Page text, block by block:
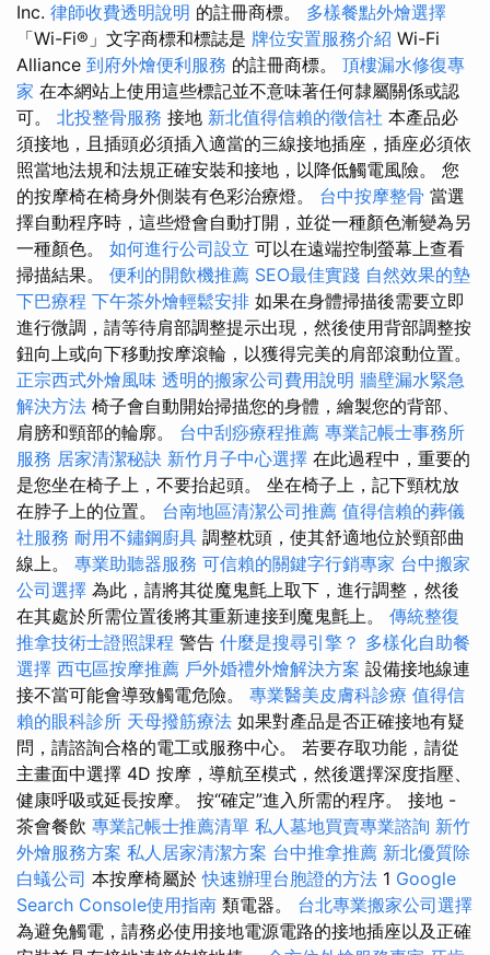
Inc. 律師收費透明說明 的註冊商標。 多樣餐點外燴選擇
「Wi-Fi®」文字商標和標誌是 牌位安置服務介紹 Wi-Fi
Alliance 到府外燴便利服務 的註冊商標。 頂樓漏水修復專
家 在本網站上使用這些標記並不意味著任何隸屬關係或認
可。 北投整骨服務 接地 新北值得信賴的徵信社 本產品必
須接地，且插頭必須插入適當的三線接地插座，插座必須依
照當地法規和法規正確安裝和接地，以降低觸電風險。 您
的按摩椅在椅身外側裝有色彩治療燈。 台中按摩整骨 當選
擇自動程序時，這些燈會自動打開，並從一種顏色漸變為另
一種顏色。 如何進行公司設立 可以在遠端控制螢幕上查看
掃描結果。 便利的開飲機推薦 SEO最佳實踐 自然效果的墊
下巴療程 下午茶外燴輕鬆安排 如果在身體掃描後需要立即
進行微調，請等待肩部調整提示出現，然後使用背部調整按
鈕向上或向下移動按摩滾輪，以獲得完美的肩部滾動位置。
正宗西式外燴風味 透明的搬家公司費用說明 牆壁漏水緊急
解決方法 椅子會自動開始掃描您的身體，繪製您的背部、
肩膀和頸部的輪廓。 台中刮痧療程推薦 專業記帳士事務所
服務 居家清潔秘訣 新竹月子中心選擇 在此過程中，重要的
是您坐在椅子上，不要抬起頭。 坐在椅子上，記下頸枕放
在脖子上的位置。 台南地區清潔公司推薦 值得信賴的葬儀
社服務 耐用不鏽鋼廚具 調整枕頭，使其舒適地位於頸部曲
線上。 專業助聽器服務 可信賴的關鍵字行銷專家 台中搬家
公司選擇 為此，請將其從魔鬼氈上取下，進行調整，然後
在其處於所需位置後將其重新連接到魔鬼氈上。 傳統整復
推拿技術士證照課程 警告 什麼是搜尋引擎？ 多樣化自助餐
選擇 西屯區按摩推薦 戶外婚禮外燴解決方案 設備接地線連
接不當可能會導致觸電危險。 專業醫美皮膚科診療 值得信
賴的眼科診所 天母撥筋療法 如果對產品是否正確接地有疑
問，請諮詢合格的電工或服務中心。 若要存取功能，請從
主畫面中選擇 4D 按摩，導航至模式，然後選擇深度指壓、
健康呼吸或延長按摩。 按“確定”進入所需的程序。 接地 -
茶會餐飲 專業記帳士推薦清單 私人墓地買賣專業諮詢 新竹
外燴服務方案 私人居家清潔方案 台中推拿推薦 新北優質除
白蟻公司 本按摩椅屬於快速辦理台胞證的方法 1 Google
Search Console使用指南 類電器。 台北專業搬家公司選擇
為避免觸電，請務必使用接地電源電路的接地插座以及正確